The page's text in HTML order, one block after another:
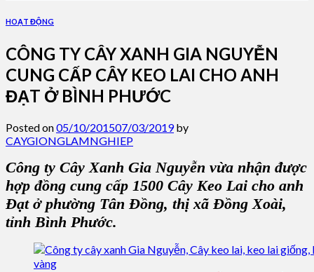
HOẠT ĐỘNG
CÔNG TY CÂY XANH GIA NGUYỄN
CUNG CẤP CÂY KEO LAI CHO ANH
ĐẠT Ở BÌNH PHƯỚC
Posted on05/10/201507/03/2019by
CAYGIONGLAMNGHIEP
Công ty Cây Xanh Gia Nguyễn vừa nhận được
hợp đồng cung cấp 1500 Cây Keo Lai cho anh
Đạt ở phường Tân Đồng, thị xã Đồng Xoài,
tỉnh Bình Phước.